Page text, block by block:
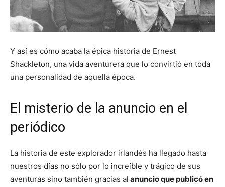
Y así es cómo acaba la épica historia de Ernest
Shackleton, una vida aventurera que lo convirtió en toda
una personalidad de aquella época.
El misterio de la anuncio en el
periódico
La historia de este explorador irlandés ha llegado hasta
nuestros días no sólo por lo increíble y trágico de sus
aventuras sino también gracias al anuncio que publicó en